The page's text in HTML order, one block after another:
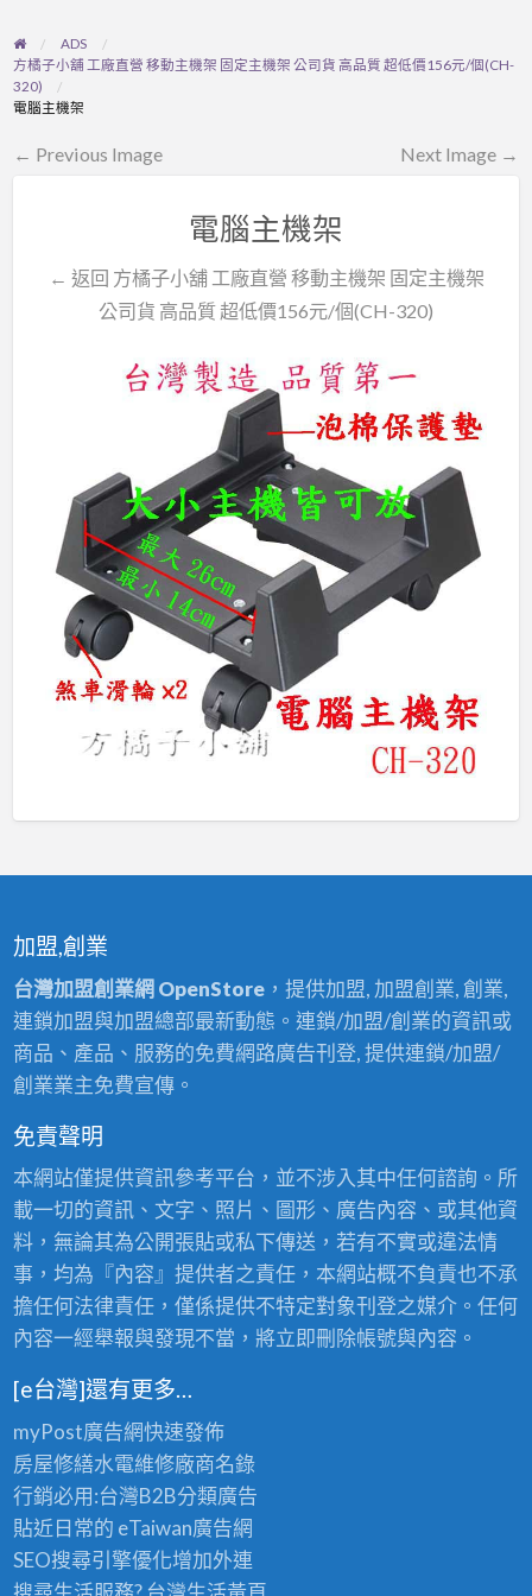
ADS
方橘子小舖 工廠直營 移動主機架 固定主機架 公司貨 高品質 超低價156元/個(CH-
320)
電腦主機架
← Previous Image Next Image →
電腦主機架
← 返回 方橘子小舖 工廠直營 移動主機架 固定主機架
公司貨 高品質 超低價156元/個(CH-320)
加盟,創業
台灣加盟創業網 OpenStore，提供加盟, 加盟創業, 創業,
連鎖加盟與加盟總部最新動態。連鎖/加盟/創業的資訊或
商品、產品、服務的免費網路廣告刊登, 提供連鎖/加盟/
創業業主免費宣傳。
免責聲明
本網站僅提供資訊參考平台，並不涉入其中任何諮詢。所
載一切的資訊、文字、照片、圖形、廣告內容、或其他資
料，無論其為公開張貼或私下傳送，若有不實或違法情
事，均為『內容』提供者之責任，本網站概不負責也不承
擔任何法律責任，僅係提供不特定對象刊登之媒介。任何
內容一經舉報與發現不當，將立即刪除帳號與內容。
[e台灣]還有更多…
myPost廣告網快速發佈
房屋修繕水電維修廠商名錄
行銷必用:台灣B2B分類廣告
貼近日常的 eTaiwan廣告網
SEO搜尋引擎優化增加外連